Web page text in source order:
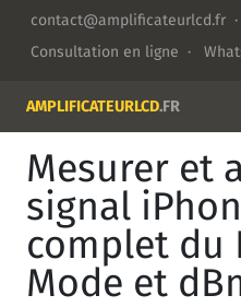
contact@amplificateurlcd.fr ·
Consultation en ligne ·
AMPLIFICATEURLCD.FR
Mesurer et
signal
complet du
Mode et